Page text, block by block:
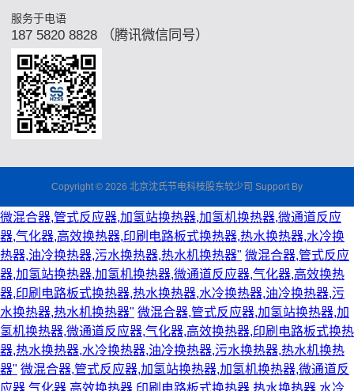
服务于电语
187 5820 8828 （腾讯微信同号）
Copyright © 2026 北京沈氏节电科枝股东较少司 Support By
微混合器,管式反应器,加氢站换热器,加氢机换热器,微通道反应
器,气化器,高效换热器,印刷电路板式换热器,热水换热器,水冷换
热器,油冷换热器,污水换热器,热水机换热器" 微混合器,管式反应
器,加氢站换热器,加氢机换热器,微通道反应器,气化器,高效换热
器,印刷电路板式换热器,热水换热器,水冷换热器,油冷换热器,污
水换热器,热水机换热器" 微混合器,管式反应器,加氢站换热器,加
氢机换热器,微通道反应器,气化器,高效换热器,印刷电路板式换热
器,热水换热器,水冷换热器,油冷换热器,污水换热器,热水机换热
器" 微混合器,管式反应器,加氢站换热器,加氢机换热器,微通道反
应器,气化器,高效换热器,印刷电路板式换热器,热水换热器,水冷